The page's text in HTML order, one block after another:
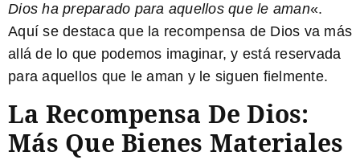
Dios ha preparado para aquellos que le aman«.
Aquí se destaca que la recompensa de Dios va más
allá de lo que podemos imaginar, y está reservada
para aquellos que le aman y le siguen fielmente.
La Recompensa De Dios:
Más Que Bienes Materiales